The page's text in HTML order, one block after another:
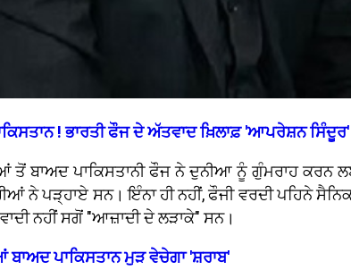
! ਭਾਰਤੀ ਫੌਜ ਦੇ ਅੱਤਵਾਦ ਖ਼ਿਲਾਫ਼ 'ਆਪਰੇਸ਼ਨ ਸਿੰਦੂਰ'
ਤੋਂ ਬਾਅਦ ਪਾਕਿਸਤਾਨੀ ਫੌਜ ਨੇ ਦੁਨੀਆ ਨੂੰ ਗੁੰਮਰਾਹ
ਨੇ ਪੜ੍ਹਾਏ ਸਨ। ਇੰਨਾ ਹੀ ਨਹੀਂ, ਫੌਜੀ ਵਰਦੀ ਪਹਿਨੇ
ਨਹੀਂ ਸਗੋਂ "ਆਜ਼ਾਦੀ ਦੇ ਲੜਾਕੇ" ਸਨ।
ਬਾਅਦ ਪਾਕਿਸਤਾਨ ਮੁੜ ਵੇਚੇਗਾ 'ਸ਼ਰਾਬ'